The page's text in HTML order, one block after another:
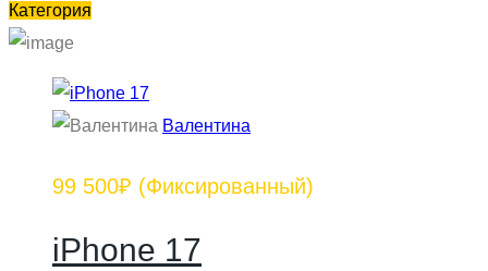
Категория
Валентина
99 500₽ (Фиксированный)
iPhone 17